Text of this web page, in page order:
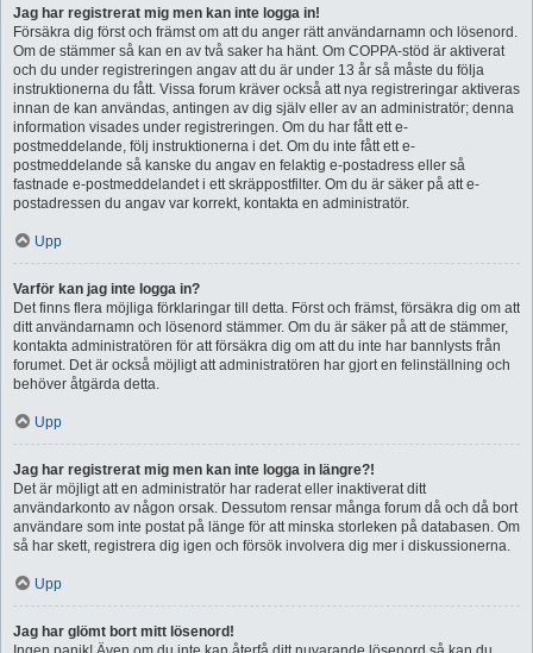
Jag har registrerat mig men kan inte logga in!
Försäkra dig först och främst om att du anger rätt användarnamn och lösenord.
Om de stämmer så kan en av två saker ha hänt. Om COPPA-stöd är aktiverat
och du under registreringen angav att du är under 13 år så måste du följa
instruktionerna du fått. Vissa forum kräver också att nya registreringar aktiveras
innan de kan användas, antingen av dig själv eller av an administratör; denna
information visades under registreringen. Om du har fått ett e-
postmeddelande, följ instruktionerna i det. Om du inte fått ett e-
postmeddelande så kanske du angav en felaktig e-postadress eller så
fastnade e-postmeddelandet i ett skräppostfilter. Om du är säker på att e-
postadressen du angav var korrekt, kontakta en administratör.
Upp
Varför kan jag inte logga in?
Det finns flera möjliga förklaringar till detta. Först och främst, försäkra dig om att
ditt användarnamn och lösenord stämmer. Om du är säker på att de stämmer,
kontakta administratören för att försäkra dig om att du inte har bannlysts från
forumet. Det är också möjligt att administratören har gjort en felinställning och
behöver åtgärda detta.
Upp
Jag har registrerat mig men kan inte logga in längre?!
Det är möjligt att en administratör har raderat eller inaktiverat ditt
användarkonto av någon orsak. Dessutom rensar många forum då och då bort
användare som inte postat på länge för att minska storleken på databasen. Om
så har skett, registrera dig igen och försök involvera dig mer i diskussionerna.
Upp
Jag har glömt bort mitt lösenord!